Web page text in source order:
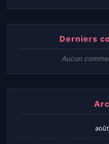
Derniers
Aucun